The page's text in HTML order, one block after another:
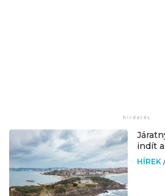
indít
HÍREK